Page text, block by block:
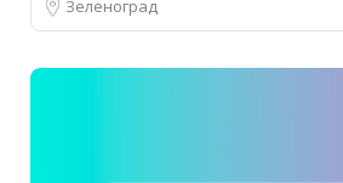
Зеленоград